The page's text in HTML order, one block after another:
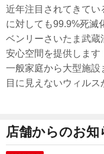
近年注目されてきてい
に対しても99.9%死滅
ベンリーさいたま武蔵
安心空間を提供します
一般家庭から大型施設
目に見えないウィル
店舗からのお知